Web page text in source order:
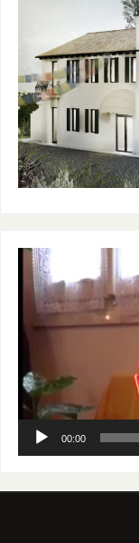
Video
Player
00:00